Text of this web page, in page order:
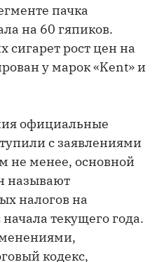
пачка
на 60 гяпиков.
сигарет рост цен на
у марок «Kent» и
официальные
с заявлениями
не менее, основной
называют
налогов на
текущего года.
кодекс,